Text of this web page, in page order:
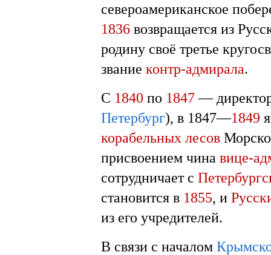
североамериканское
1836 возвращается из
родину своё третье
звание контр-адмирала.
С 1840 по 1847—
Петербург), в 1847—1849
корабельных лесов
присвоением чина вице-
сотрудничает с
становится в 1855, и
из его учредителей.
В связи с началом